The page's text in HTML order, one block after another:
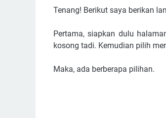
Tenang! Berikut saya berikan
Pertama, siapkan dulu
kosong tadi. Kemudian pilih
Maka, ada berberapa pilihan.